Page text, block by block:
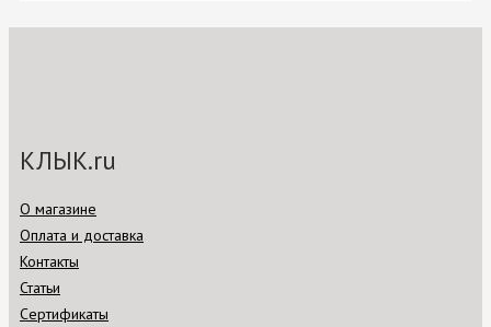
КЛЫК.ru
О магазине
Оплата и доставка
Контакты
Статьи
Сертификаты